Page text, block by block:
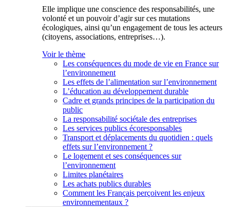
Elle implique une conscience des responsabilités, une
volonté et un pouvoir d’agir sur ces mutations
écologiques, ainsi qu’un engagement de tous les acteurs
(citoyens, associations, entreprises…).
Voir le thème
Les conséquences du mode de vie en France sur
l’environnement
Les effets de l’alimentation sur l’environnement
L’éducation au développement durable
Cadre et grands principes de la participation du
public
La responsabilité sociétale des entreprises
Les services publics écoresponsables
Transport et déplacements du quotidien : quels
effets sur l’environnement ?
Le logement et ses conséquences sur
l’environnement
Limites planétaires
Les achats publics durables
Comment les Français perçoivent les enjeux
environnementaux ?